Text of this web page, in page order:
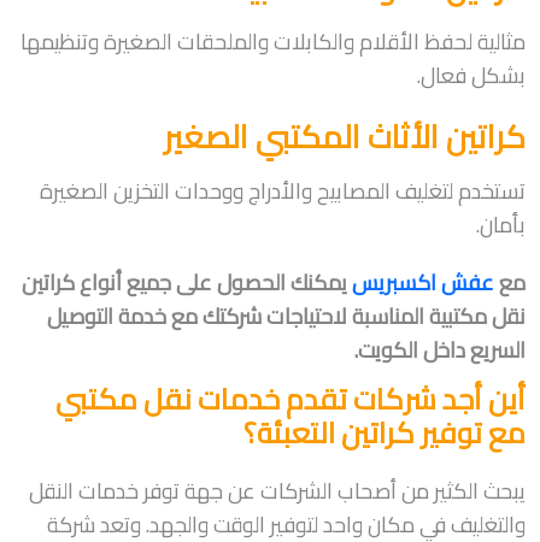
مثالية لحفظ الأقلام والكابلات والملحقات الصغيرة وتنظيمها
بشكل فعال.
كراتين الأثاث المكتبي الصغير
تستخدم لتغليف المصابيح والأدراج ووحدات التخزين الصغيرة
بأمان.
مععفش اكسبريسيمكنك الحصول على جميع أنواع كراتين
نقل مكتبية المناسبة لاحتياجات شركتك مع خدمة التوصيل
السريع داخل الكويت.
أين أجد شركات تقدم خدمات نقل مكتبي
مع توفير كراتين التعبئة؟
يبحث الكثير من أصحاب الشركات عن جهة توفر خدمات النقل
والتغليف في مكان واحد لتوفير الوقت والجهد. وتعد شركة